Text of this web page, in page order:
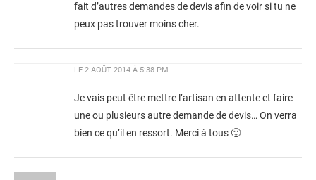
fait d’autres demandes de devis afin de voir si tu ne
peux pas trouver moins cher.
LE 2 AOÛT 2014 À 5:38 PM
Je vais peut être mettre l’artisan en attente et faire
une ou plusieurs autre demande de devis… On verra
bien ce qu’il en ressort. Merci à tous 🙂